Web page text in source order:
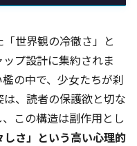
世界観の冷徹さ」と
ップ設計に集約されま
の中で、少女たちが刹
、読者の保護欲と切な
この構造は副作用とし
しさ」という高い心理的